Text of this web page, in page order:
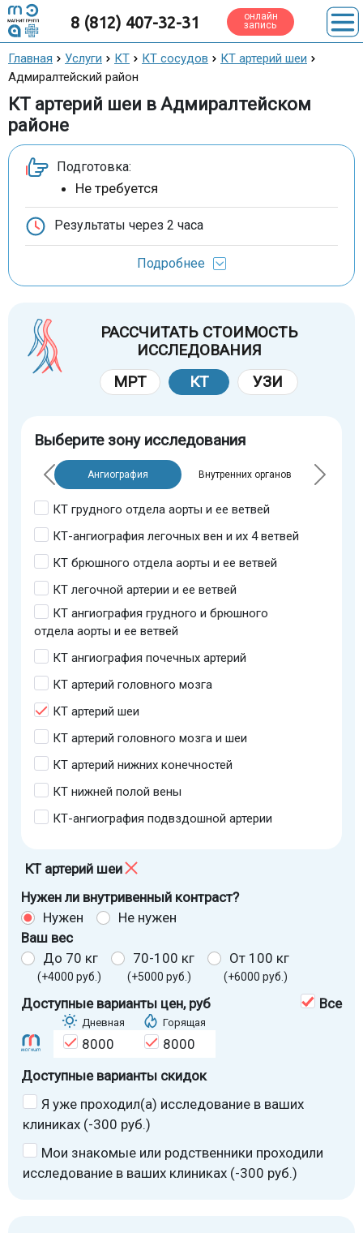
8 (812) 407-32-31 онлайн
запись
Главная Услуги КТ КТ сосудов
КТ артерий шеи
Адмиралтейский район
КТ артерий шеи в Адмиралтейском
районе
РАССЧИТАТЬ СТОИМОСТЬ
ИССЛЕДОВАНИЯ
МРТ
КТ УЗИ
Выберите зону исследования
Ангиография Внутренних органов
КТ грудного отдела аорты и ее ветвей
КТ-ангиография легочных вен и их 4 ветвей
КТ брюшного отдела аорты и ее ветвей
КТ легочной артерии и ее ветвей
КТ ангиография грудного и брюшного
отдела аорты и ее ветвей
КТ ангиография почечных артерий
КТ артерий головного мозга
КТ артерий шеи
КТ артерий головного мозга и шеи
КТ артерий нижних конечностей
КТ нижней полой вены
КТ-ангиография подвздошной артерии
КТ артерий шеи
Нужен ли внутривенный контраст?
Нужен
Не нужен
Ваш вес
До 70 кг
(+4000 руб.)
70-100 кг
(+5000 руб.)
От 100 кг
(+6000 руб.)
Доступные варианты цен, руб Все
Дневная Горящая
8000
8000
Доступные варианты скидок
Я уже проходил(а) исследование в ваших
клиниках (-300 руб.)
Мои знакомые или родственники проходили
исследование в ваших клиниках (-300 руб.)
Подготовка:
Не требуется
Результаты через 2 часа
Подробнее